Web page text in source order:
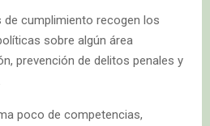
cumplimiento recogen los
sobre algún área
prevención de delitos penales y
poco de competencias,